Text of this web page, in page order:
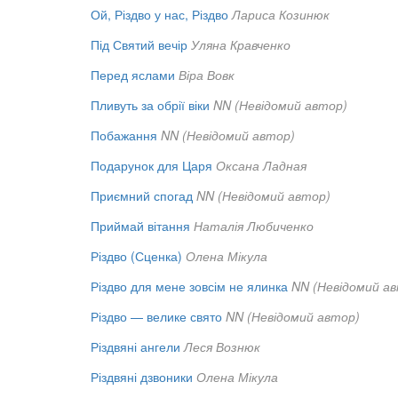
Ой, Різдво у нас, Різдво Лариса Козинюк
Під Святий вечір Уляна Кравченко
Перед яслами Віра Вовк
Пливуть за обрії віки NN (Невідомий автор)
Побажання NN (Невідомий автор)
Подарунок для Царя Оксана Ладная
Приємний спогад NN (Невідомий автор)
Приймай вітання Наталія Любиченко
Різдво (Сценка) Олена Мікула
Різдво для мене зовсім не ялинка NN (Невідомий
Різдво — велике свято NN (Невідомий автор)
Різдвяні ангели Леся Вознюк
Різдвяні дзвоники Олена Мікула